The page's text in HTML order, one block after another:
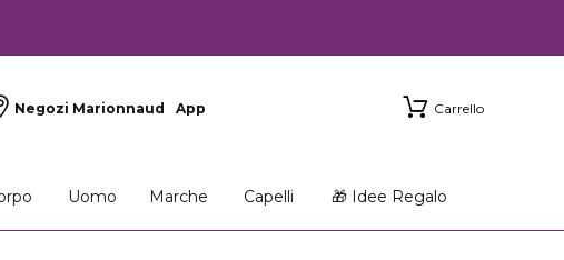
Negozi Marionnaud App Carrello
Uomo Marche Capelli 🎁 Idee Regalo